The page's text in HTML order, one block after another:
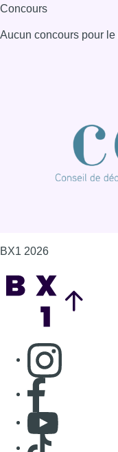
Concours
Aucun concours pour le
BX1 2026
Consulter
Consulter
Consulter
Consulter